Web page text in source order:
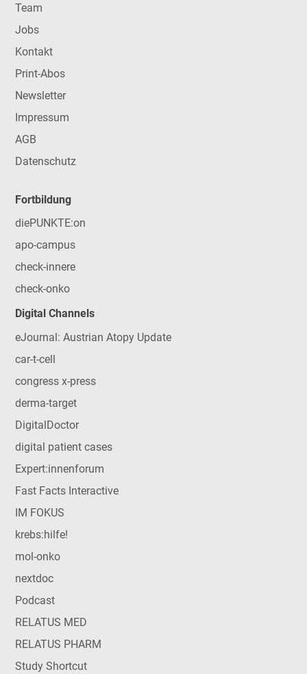
Team
Jobs
Kontakt
Print-Abos
Newsletter
Impressum
AGB
Datenschutz
Fortbildung
diePUNKTE:on
apo-campus
check-innere
check-onko
Digital Channels
eJournal: Austrian Atopy Update
car-t-cell
congress x-press
derma-target
DigitalDoctor
digital patient cases
Expert:innenforum
Fast Facts Interactive
IM FOKUS
krebs:hilfe!
mol-onko
nextdoc
Podcast
RELATUS MED
RELATUS PHARM
Study Shortcut